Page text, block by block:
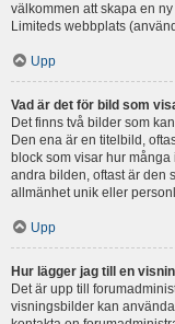
välkommen att skapa en
Limiteds webbplats
Upp
Vad är det för bild som
Det finns två bilder som
Den ena är en titelbild,
block som visar hur
andra bilden, oftast är den
allmänhet unik eller
Upp
Hur lägger jag till en
Det är upp till
visningsbilder kan